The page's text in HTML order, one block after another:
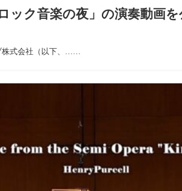
ック音楽の夜」の演奏動画
株式会社（以下、……